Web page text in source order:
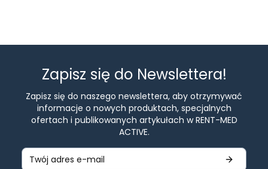
Zapisz się do Newslettera!
Zapisz się do naszego newslettera, aby otrzymywać
informacje o nowych produktach, specjalnych
ofertach i publikowanych artykułach w RENT-MED
ACTIVE.